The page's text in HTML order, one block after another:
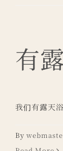
有
我们有露天浴
By